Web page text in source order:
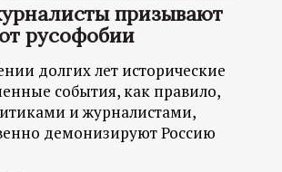
призывают
русофобии
долгих лет исторические
события, как правило,
и журналистами,
демонизируют Россию